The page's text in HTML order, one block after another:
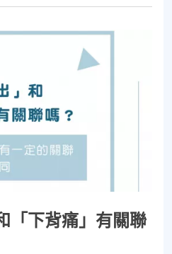
「下背痛」有關聯